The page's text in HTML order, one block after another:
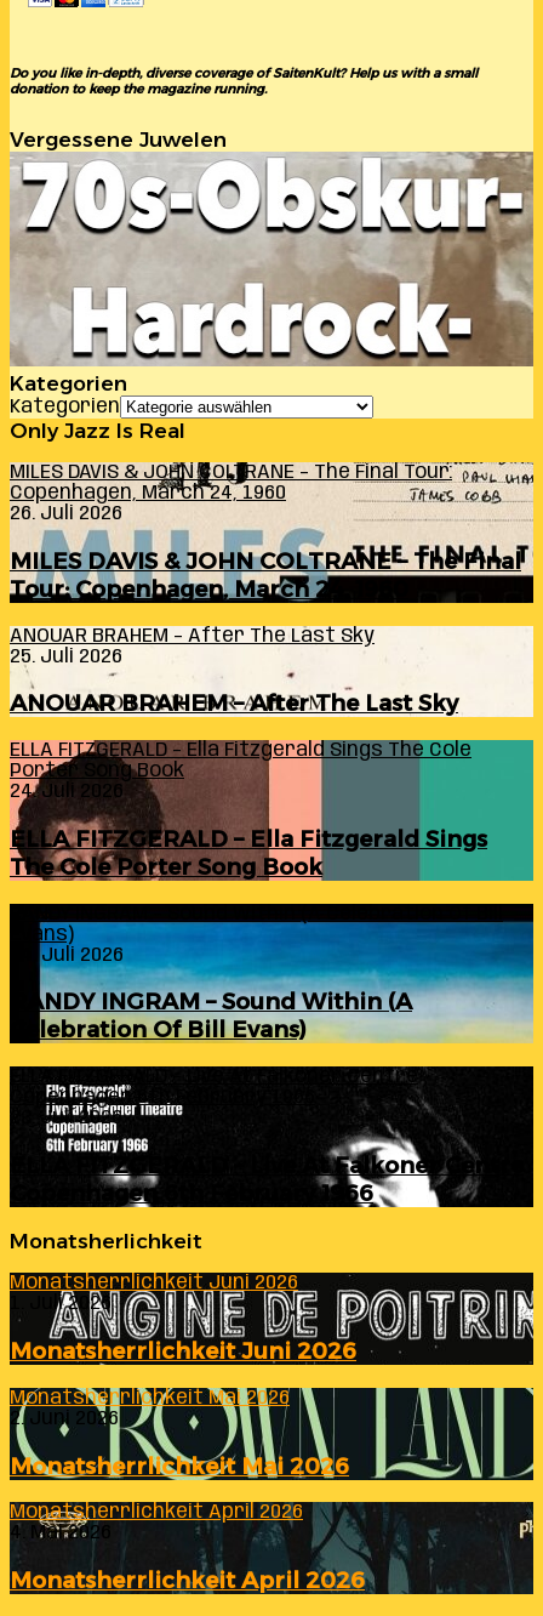
Do you like in-depth, diverse coverage of SaitenKult? Help us with a small
donation to keep the magazine running.
Vergessene Juwelen
Kategorien
Kategorien
Only Jazz Is Real
MILES DAVIS & JOHN COLTRANE – The Final Tour:
Copenhagen, March 24, 1960
26. Juli 2026
MILES DAVIS & JOHN COLTRANE – The Final
Tour: Copenhagen, March 24, 1960
ANOUAR BRAHEM – After The Last Sky
25. Juli 2026
ANOUAR BRAHEM – After The Last Sky
ELLA FITZGERALD – Ella Fitzgerald Sings The Cole
Porter Song Book
24. Juli 2026
ELLA FITZGERALD – Ella Fitzgerald Sings
The Cole Porter Song Book
Evans)
24. Juli 2026
RANDY INGRAM – Sound Within (A
Celebration Of Bill Evans)
ELLA FITZGERALD – Live At Falkoner Centre
Copenhagen 6th February 1966
23. Juli 2026
ELLA FITZGERALD – Live At Falkoner Centre
Copenhagen 6th February 1966
Monatsherlichkeit
Monatsherrlichkeit Juni 2026
1. Juli 2026
Monatsherrlichkeit Juni 2026
Monatsherrlichkeit Mai 2026
2. Juni 2026
Monatsherrlichkeit Mai 2026
Monatsherrlichkeit April 2026
4. Mai 2026
Monatsherrlichkeit April 2026